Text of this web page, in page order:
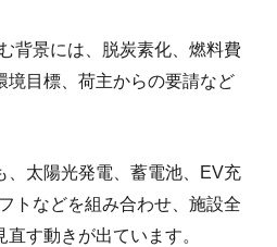
背景には、脱炭素化、燃料費
境目標、荷主からの要請など
、太陽光発電、蓄電池、EV充
トなどを組み合わせ、施設全
す動きが出ています。